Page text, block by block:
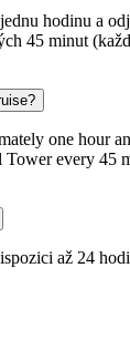
hodinu a
45 minut
one hour
every 45
až 24